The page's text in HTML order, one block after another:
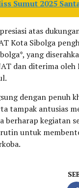
Sumut 2025
atas
Kota Sibolga
yang
dan diterima oleh
dengan penuh
tampak antusias
berharap kegiatan
untuk